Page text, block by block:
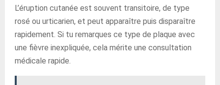
L’éruption cutanée est souvent transitoire, de type
rosé ou urticarien, et peut apparaître puis disparaître
rapidement. Si tu remarques ce type de plaque avec
une fièvre inexpliquée, cela mérite une consultation
médicale rapide.